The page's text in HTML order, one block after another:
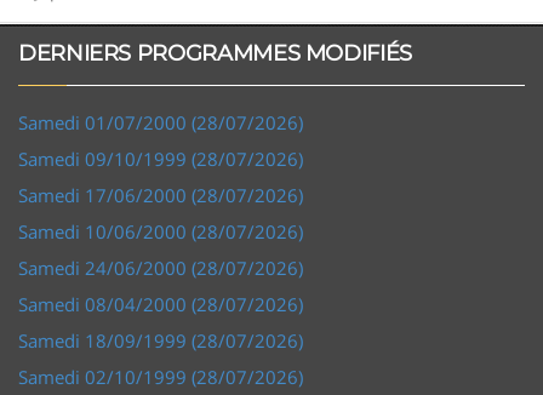
DERNIERS PROGRAMMES MODIFIÉS
Samedi 01/07/2000 (28/07/2026)
Samedi 09/10/1999 (28/07/2026)
Samedi 17/06/2000 (28/07/2026)
Samedi 10/06/2000 (28/07/2026)
Samedi 24/06/2000 (28/07/2026)
Samedi 08/04/2000 (28/07/2026)
Samedi 18/09/1999 (28/07/2026)
Samedi 02/10/1999 (28/07/2026)